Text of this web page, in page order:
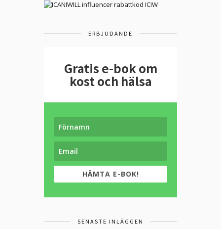
ERBJUDANDE
Gratis e-bok om
kost och hälsa
HÄMTA E-BOK!
SENASTE INLÄGGEN